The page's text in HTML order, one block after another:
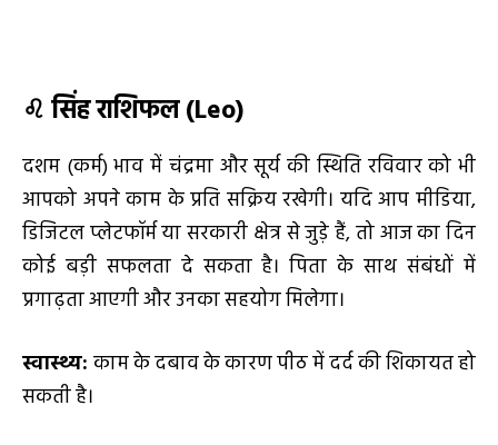
♌सिंह राशिफल (Leo)
दशम (कर्म) भाव में चंद्रमा और सूर्य की स्थिति रविवार को भी
आपको अपने काम के प्रति सक्रिय रखेगी। यदि आप मीडिया,
डिजिटल प्लेटफॉर्म या सरकारी क्षेत्र से जुड़े हैं, तो आज का दिन
कोई बड़ी सफलता दे सकता है। पिता के साथ संबंधों में
प्रगाढ़ता आएगी और उनका सहयोग मिलेगा।
स्वास्थ्य: काम के दबाव के कारण पीठ में दर्द की शिकायत हो
सकती है।